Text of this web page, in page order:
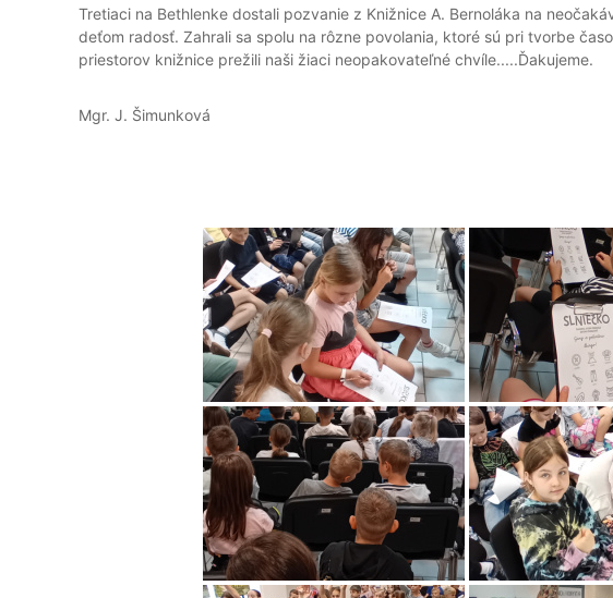
Tretiaci na Bethlenke dostali pozvanie z Knižnice A. Bernoláka na
deťom radosť. Zahrali sa spolu na rôzne povolania, ktoré sú pri tvorbe
priestorov knižnice prežili naši žiaci neopakovateľné chvíle.....Ďakujeme.
Mgr. J. Šimunková